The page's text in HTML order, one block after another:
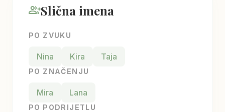
group_addSlična imena
PO ZVUKU
Nina Kira Taja
PO ZNAČENJU
Mira Lana
PO PODRIJETLU